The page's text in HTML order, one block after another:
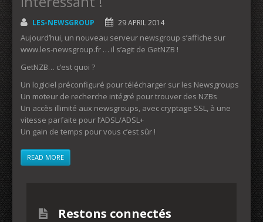
LES-NEWSGROUP 29 APRIL 2014
Aujourd’hui, un nouveau serveur newsgroup s’affiche sur
www.les-newsgroup.fr … il s’agit de GetNZB !
GetNZB… c’est quoi ?
Un logiciel préconfiguré pour télécharger sur les Newsgroups
Un moteur de recherche intégré pour trouver des NZBs
Un accès illimité aux newsgroups, avec cryptage SSL, à une
vitesse parfaite pour l’ADSL/ADSL+
Un gain de temps pour vous c’est sûr !
READ MORE
Restons connectés